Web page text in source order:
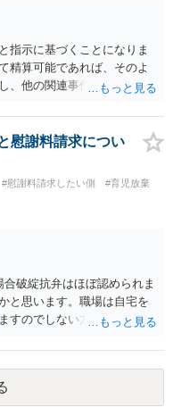
う考え方でもよいでしょ
ことが前提であり，その価
。 ③行政書士に委任をして
のか不明ですが，その行政
か，訴訟にするか，その点
ているのか，それさえも否
は変わってくると思いま
わらず支払を拒否するので
ます。）への対応ではあま
合えるなら本人様の交渉で
観点であれば，訴訟に進む
すと，お近くの弁護士に相
にも思います。
指示に基づくことになりま
精算可能であれば、そのよ
、他の関連事件でも相手方
へお尋ねいただいた方が確
慰謝料請求につい
#慰謝料請求したい側
#育児放棄
破綻抗弁はほぼ認められま
と思います。職場は自宅を
すのでしない方が良いで
からの離婚は拒否しても仮
５は認知すると養育費支払
的に可能ですが法律で強制
。質問７は不貞行為の写真